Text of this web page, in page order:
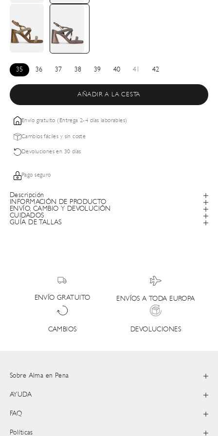
35 36 37 38 39 40 41 42
AÑADIR A LA CESTA
Envío gratuito (Entrega 2-4 días laborables)
Cambios fáciles y sin coste
Devoluciones en 30 días
Pago seguro
Descripción
INFORMACIÓN DE PRODUCTO
ENVÍO, CAMBIO Y DEVOLUCIÓN
CUIDADOS
GUÍA DE TALLAS
ENVÍO GRATUITO ENVÍOS A TODA EUROPA
CAMBIOS DEVOLUCIONES
Sobre Alma en Pena
AYUDA
FAQ
Políticas